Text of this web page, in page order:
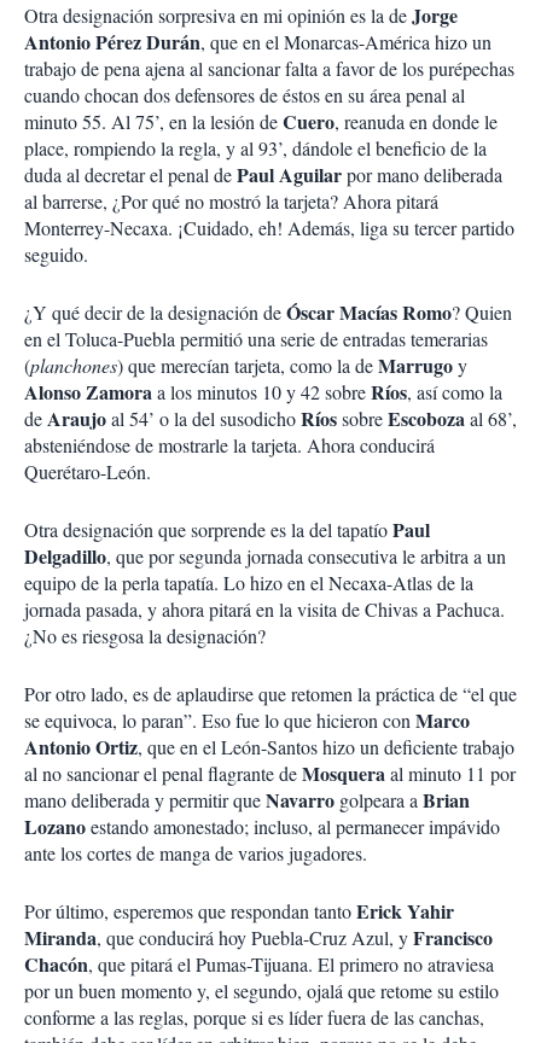
Otra designación sorpresiva en mi opinión es la deJorge
Antonio Pérez Durán, que en el Monarcas-América hizo un
trabajo de pena ajena al sancionar falta a favor de los purépechas
cuando chocan dos defensores de éstos en su área penal al
minuto 55. Al 75’, en la lesión deCuero, reanuda en donde le
place, rompiendo la regla, y al 93’, dándole el beneficio de la
duda al decretar el penal dePaul Aguilarpor mano deliberada
al barrerse, ¿Por qué no mostró la tarjeta? Ahora pitará
Monterrey-Necaxa. ¡Cuidado, eh! Además, liga su tercer partido
seguido.
¿Y qué decir de la designación deÓscar Macías Romo? Quien
en el Toluca-Puebla permitió una serie de entradas temerarias
(planchones) que merecían tarjeta, como la deMarrugoy
Alonso Zamoraa los minutos 10 y 42 sobreRíos, así como la
deAraujoal 54’ o la del susodichoRíossobreEscobozaal 68’,
absteniéndose de mostrarle la tarjeta. Ahora conducirá
Querétaro-León.
Otra designación que sorprende es la del tapatíoPaul
Delgadillo, que por segunda jornada consecutiva le arbitra a un
equipo de la perla tapatía. Lo hizo en el Necaxa-Atlas de la
jornada pasada, y ahora pitará en la visita de Chivas a Pachuca.
¿No es riesgosa la designación?
Por otro lado, es de aplaudirse que retomen la práctica de “el que
se equivoca, lo paran”. Eso fue lo que hicieron con Marco
Antonio Ortiz, que en el León-Santos hizo un deficiente trabajo
al no sancionar el penal flagrante deMosqueraal minuto 11 por
mano deliberada y permitir queNavarro golpeara a Brian
Lozanoestando amonestado; incluso, al permanecer impávido
ante los cortes de manga de varios jugadores.
Por último, esperemos que respondan tantoErick Yahir
Miranda, que conducirá hoy Puebla-Cruz Azul, yFrancisco
Chacón, que pitará el Pumas-Tijuana. El primero no atraviesa
por un buen momento y, el segundo, ojalá que retome su estilo
conforme a las reglas, porque si es líder fuera de las canchas,